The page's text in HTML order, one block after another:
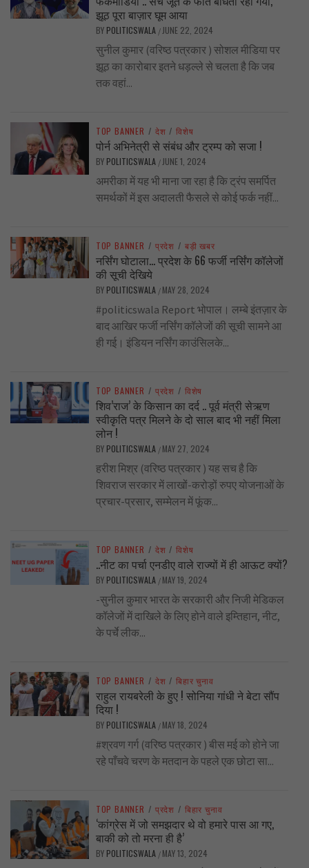
झूठ पूरा बाज़ार घूम आया
BY POLITICSWALA / JUNE 22, 2024
सुनील कुमार (वरिष्ठ पत्रकार ) सोशल मीडिया पर
झूठ का कारोबार इतने धड़ल्ले से चलता है कि जब
तक वहां...
TOP BANNER / देश / विशेष
पोर्न अभिनेत्री से संबंध और ट्रम्प को सजा !
BY POLITICSWALA / JUNE 1, 2024
अमरीका में यह भी माना जा रहा है कि ट्रंप समर्पित
समर्थकों में इस अदालती फैसले से कोई फर्क नहीं...
TOP BANNER / प्रदेश / बड़ी खबर
नर्सिंग घोटाला… प्रदेश के 66 फर्जी नर्सिंग कॉलेजों
की सूची देखिये
BY POLITICSWALA / MAY 28, 2024
#politicswala Report भोपाल। लम्बे इंतज़ार के
बाद आखिर फर्जी नर्सिंग कॉलेजों की सूची सामने आ
ही गई। इंडियन नर्सिंग काउंसिलके...
TOP BANNER / प्रदेश / विशेष
शिव’राज’ के किसान का दर्द .. पूर्व मंत्री सेऋण
स्वीकृति पत्र मिलने के दो साल बाद भी नहीं मिला
लोन !
BY POLITICSWALA / MAY 27, 2024
हरीश मिश्र (वरिष्ठ पत्रकार ) यह सच है कि
शिवराज सरकार में लाखों-करोड़ों रुपए योजनाओं के
प्रचार-प्रसार, सम्मेलन में फूंक...
TOP BANNER / देश / विशेष
..नीट का पर्चा एनडीए वाले राज्यों में ही आऊट क्यों?
BY POLITICSWALA / MAY 19, 2024
-सुनील कुमार भारत के सरकारी और निजी मेडिकल
कॉलेजों में दाखिले के लिए होने वाले इम्तिहान, नीट,
के पर्चे लीक...
TOP BANNER / देश / बिहार चुनाव
राहुल रायबरेली के हुए ! सोनिया गांधी ने बेटा सौंप
दिया !
BY POLITICSWALA / MAY 18, 2024
#श्रवण गर्ग (वरिष्ठ पत्रकार ) बीस मई को होने जा
रहे पाँचवे चरण के मतदान के पहले एक छोटा सा...
TOP BANNER / प्रदेश / बिहार चुनाव
‘कांग्रेस में जो समझदार थे वो हमारे पास आ गए,
बाकी को तो मरना ही है’
BY POLITICSWALA / MAY 13, 2024